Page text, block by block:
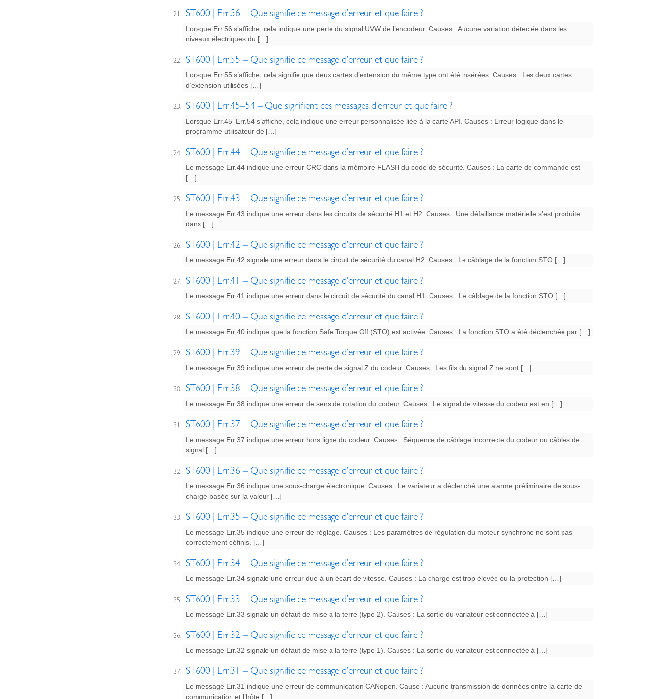
ST600 | Err.56 – Que signifie ce message d’erreur et que faire ?
Lorsque Err.56 s’affiche, cela indique une perte du signal UVW de l’encodeur. Causes : Aucune variation détectée dans les
niveaux électriques du […]
ST600 | Err.55 – Que signifie ce message d’erreur et que faire ?
Lorsque Err.55 s’affiche, cela signifie que deux cartes d’extension du même type ont été insérées. Causes : Les deux cartes
d’extension utilisées […]
ST600 | Err.45–54 – Que signifient ces messages d’erreur et que faire ?
Lorsque Err.45–Err.54 s’affiche, cela indique une erreur personnalisée liée à la carte API. Causes : Erreur logique dans le
programme utilisateur de […]
ST600 | Err.44 – Que signifie ce message d’erreur et que faire ?
Le message Err.44 indique une erreur CRC dans la mémoire FLASH du code de sécurité. Causes : La carte de commande est
[…]
ST600 | Err.43 – Que signifie ce message d’erreur et que faire ?
Le message Err.43 indique une erreur dans les circuits de sécurité H1 et H2. Causes : Une défaillance matérielle s’est produite
dans […]
ST600 | Err.42 – Que signifie ce message d’erreur et que faire ?
Le message Err.42 signale une erreur dans le circuit de sécurité du canal H2. Causes : Le câblage de la fonction STO […]
ST600 | Err.41 – Que signifie ce message d’erreur et que faire ?
Le message Err.41 indique une erreur dans le circuit de sécurité du canal H1. Causes : Le câblage de la fonction STO […]
ST600 | Err.40 – Que signifie ce message d’erreur et que faire ?
Le message Err.40 indique que la fonction Safe Torque Off (STO) est activée. Causes : La fonction STO a été déclenchée par […]
ST600 | Err.39 – Que signifie ce message d’erreur et que faire ?
Le message Err.39 indique une erreur de perte de signal Z du codeur. Causes : Les fils du signal Z ne sont […]
ST600 | Err.38 – Que signifie ce message d’erreur et que faire ?
Le message Err.38 indique une erreur de sens de rotation du codeur. Causes : Le signal de vitesse du codeur est en […]
ST600 | Err.37 – Que signifie ce message d’erreur et que faire ?
Le message Err.37 indique une erreur hors ligne du codeur. Causes : Séquence de câblage incorrecte du codeur ou câbles de
signal […]
ST600 | Err.36 – Que signifie ce message d’erreur et que faire ?
Le message Err.36 indique une sous-charge électronique. Causes : Le variateur a déclenché une alarme préliminaire de sous-
charge basée sur la valeur […]
ST600 | Err.35 – Que signifie ce message d’erreur et que faire ?
Le message Err.35 indique une erreur de réglage. Causes : Les paramètres de régulation du moteur synchrone ne sont pas
correctement définis. […]
ST600 | Err.34 – Que signifie ce message d’erreur et que faire ?
Le message Err.34 signale une erreur due à un écart de vitesse. Causes : La charge est trop élevée ou la protection […]
ST600 | Err.33 – Que signifie ce message d’erreur et que faire ?
Le message Err.33 signale un défaut de mise à la terre (type 2). Causes : La sortie du variateur est connectée à […]
ST600 | Err.32 – Que signifie ce message d’erreur et que faire ?
Le message Err.32 signale un défaut de mise à la terre (type 1). Causes : La sortie du variateur est connectée à […]
ST600 | Err.31 – Que signifie ce message d’erreur et que faire ?
Le message Err.31 indique une erreur de communication CANopen. Cause : Aucune transmission de données entre la carte de
communication et l’hôte […]